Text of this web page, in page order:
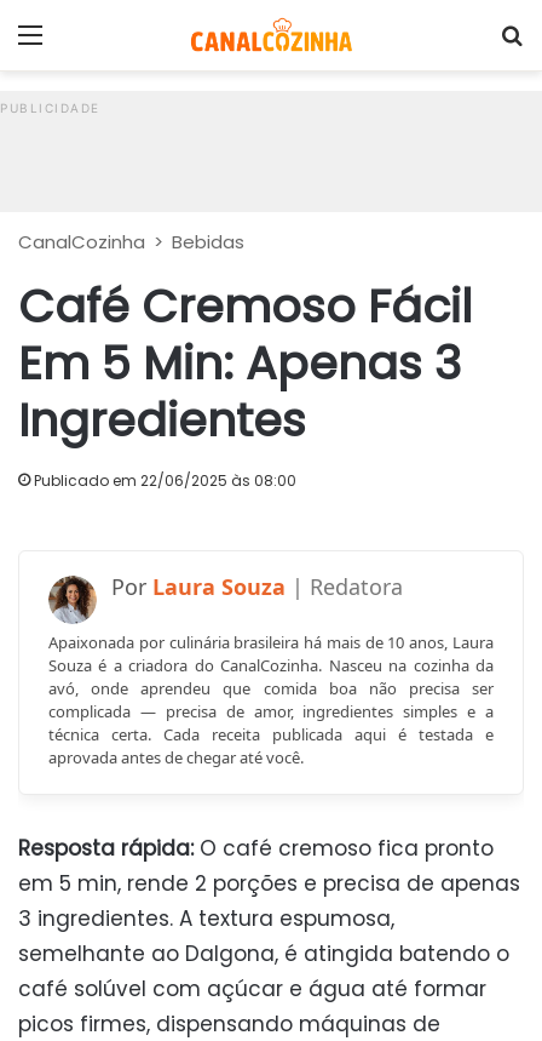
CanalCozinha > Bebidas
Café Cremoso Fácil
Em 5 Min: Apenas 3
Ingredientes
Publicado em 22/06/2025 às 08:00
Laura Souza
Apaixonada por culinária brasileira há mais de 10 anos, Laura
Souza é a criadora do CanalCozinha. Nasceu na cozinha da
avó, onde aprendeu que comida boa não precisa ser
complicada — precisa de amor, ingredientes simples e a
técnica certa. Cada receita publicada aqui é testada e
aprovada antes de chegar até você.
Resposta rápida:O café cremoso fica pronto
em 5 min, rende 2 porções e precisa de apenas
3 ingredientes. A textura espumosa,
semelhante ao Dalgona, é atingida batendo o
café solúvel com açúcar e água até formar
picos firmes, dispensando máquinas de